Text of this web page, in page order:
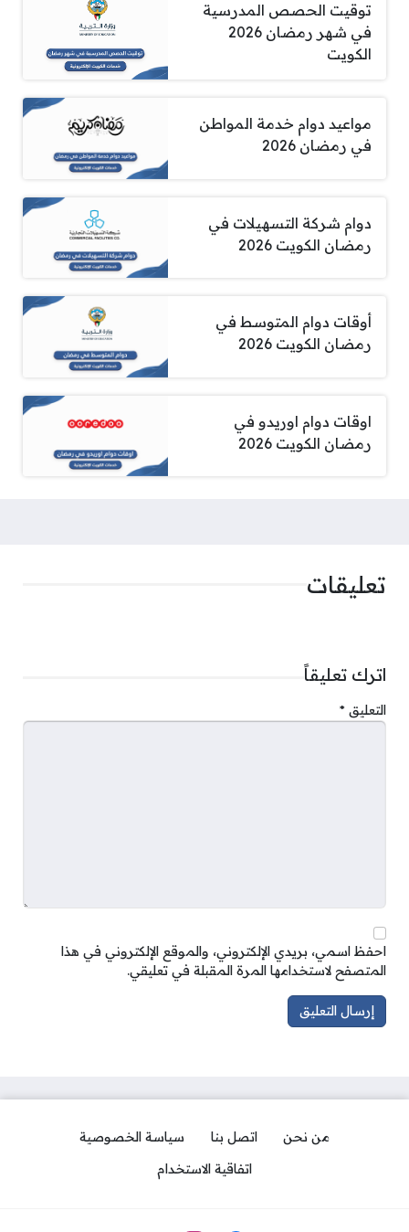
توقيت الحصص المدرسية
في شهر رمضان 2026
الكويت
مواعيد دوام خدمة المواطن
في رمضان 2026
دوام شركة التسهيلات في
رمضان الكويت 2026
أوقات دوام المتوسط في
رمضان الكويت 2026
اوقات دوام اوريدو في
رمضان الكويت 2026
تعليقات
اترك تعليقاً
التعليق *
احفظ اسمي، بريدي الإلكتروني، والموقع الإلكتروني في هذا
المتصفح لاستخدامها المرة المقبلة في تعليقي.
من نحن اتصل بنا
سياسة الخصوصية
اتفاقية الاستخدام